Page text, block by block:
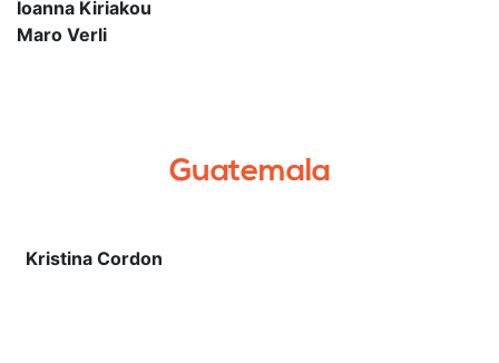
Ioanna Kiriakou
Maro Verli
Guatemala
Kristina Cordon